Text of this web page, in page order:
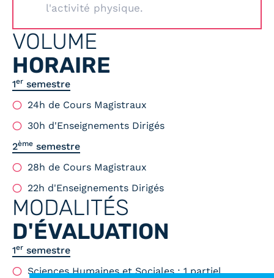
l'activité physique.
VOLUME
HORAIRE
1er semestre
24h de Cours Magistraux
30h d'Enseignements Dirigés
2ème semestre
28h de Cours Magistraux
22h d'Enseignements Dirigés
MODALITÉS
D'ÉVALUATION
1er semestre
Sciences Humaines et Sociales : 1 partiel